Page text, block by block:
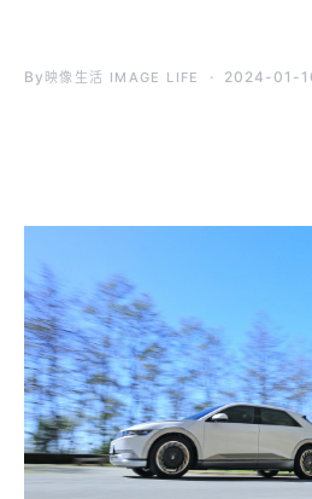
By 映像生活 IMAGE LIFE 2024-01-